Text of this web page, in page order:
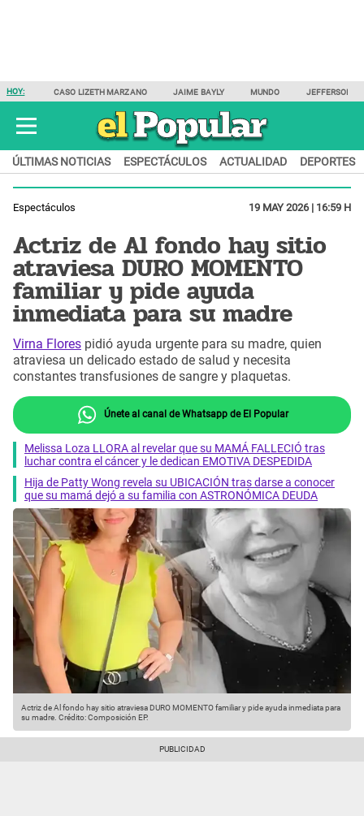
HOY: CASO LIZETH MARZANO JAIME BAYLY MUNDO JEFFERSON
ÚLTIMAS NOTICIAS ESPECTÁCULOS ACTUALIDAD DEPORTES
Espectáculos 19 MAY 2026 | 16:59 H
Actriz de Al fondo hay sitio
atraviesa DURO MOMENTO
familiar y pide ayuda
inmediata para su madre
Virna Flores pidió ayuda urgente para su madre, quien
atraviesa un delicado estado de salud y necesita
constantes transfusiones de sangre y plaquetas.
Únete al canal de Whatsapp de El Popular
Melissa Loza LLORA al revelar que su MAMÁ FALLECIÓ tras
luchar contra el cáncer y le dedican EMOTIVA DESPEDIDA
Hija de Patty Wong revela su UBICACIÓN tras darse a conocer
que su mamá dejó a su familia con ASTRONÓMICA DEUDA
Actriz de Al fondo hay sitio atraviesa DURO MOMENTO familiar y pide ayuda inmediata para
su madre. Crédito: Composición EP.